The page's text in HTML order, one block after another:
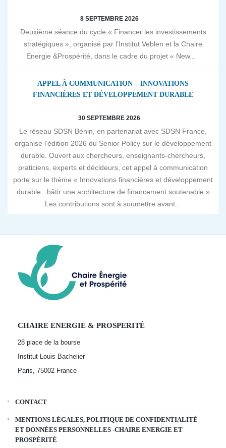
8 SEPTEMBRE 2026
Deuxième séance du cycle « Financer les investissements
stratégiques », organisé par l’Institut Veblen et la Chaire
Energie &Prospérité, dans le cadre du projet « New...
APPEL À COMMUNICATION – INNOVATIONS
FINANCIÈRES ET DÉVELOPPEMENT DURABLE
30 SEPTEMBRE 2026
Le réseau SDSN Bénin, en partenariat avec SDSN France,
organise l’édition 2026 du Senior Policy sur le développement
durable. Ouvert aux chercheurs, enseignants-chercheurs,
praticiens, experts et décideurs, cet appel à communication
porte sur le thème « Innovations financières et développement
durable : bâtir une architecture de financement soutenable »
Les contributions sont à soumettre avant...
CHAIRE ENERGIE & PROSPERITÉ
28 place de la bourse
Institut Louis Bachelier
Paris, 75002 France
CONTACT
MENTIONS LÉGALES, POLITIQUE DE CONFIDENTIALITÉ
ET DONNÉES PERSONNELLES -CHAIRE ENERGIE ET
PROSPÉRITÉ